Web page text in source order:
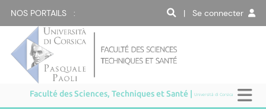
NOS PORTAILS : | Se connecter
Faculté des Sciences, Techniques et Santé |Università di Corsica